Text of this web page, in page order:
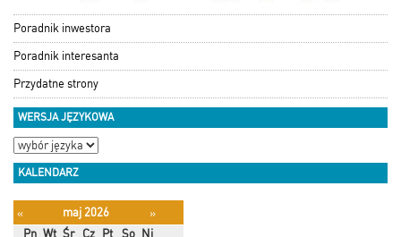
Poradnik inwestora
Poradnik interesanta
Przydatne strony
WERSJA JĘZYKOWA
KALENDARZ
« maj 2026
»
Pn Wt Śr Cz Pt So Ni